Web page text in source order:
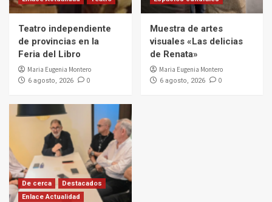
Teatro independiente
de provincias en la
Feria del Libro
Maria Eugenia Montero
6 agosto, 2026 0
Muestra de artes
visuales «Las delicias
de Renata»
Maria Eugenia Montero
6 agosto, 2026 0
De cerca
Destacados
Enlace Actualidad